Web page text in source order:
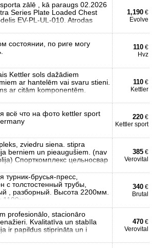
zālē , kā paraugs 02.2026
Series Plate Loaded Chest
EV-PL-UL-010. Atrodas
1,190 €
Evolve
состоянии, по риге могу
110 €
Hvz
Kettler sols dažādiem
ar hantelēm vai svaru stieni.
ar citām komponentēm.
110 €
Kettler
всё что на фото kettler sport
220 €
Kettler sport
zviedru siena. stipra
berniem un pieaugušiem. (nav
Спорткомплекс цельносвар
385 €
Verovital
турник-брусья-пресс,
с толстостенный трубы,
, разборный. Высота 2200мм.
1100мм
340 €
Brutal
profesionālo, stacionāro
Kvalitatīva un stabīla
ir papildus stiprināta un i
470 €
Verovital